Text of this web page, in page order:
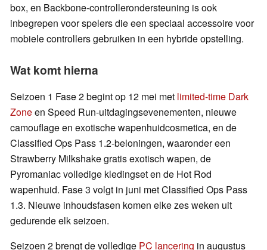
box, en Backbone-controllerondersteuning is ook
inbegrepen voor spelers die een speciaal accessoire voor
mobiele controllers gebruiken in een hybride opstelling.
Wat komt hierna
Seizoen 1 Fase 2 begint op 12 mei met limited-time Dark
Zoneen Speed Run-uitdagingsevenementen, nieuwe
camouflage en exotische wapenhuidcosmetica, en de
Classified Ops Pass 1.2-beloningen, waaronder een
Strawberry Milkshake gratis exotisch wapen, de
Pyromaniac volledige kledingset en de Hot Rod
wapenhuid. Fase 3 volgt in juni met Classified Ops Pass
1.3. Nieuwe inhoudsfasen komen elke zes weken uit
gedurende elk seizoen.
Seizoen 2 brengt de volledige PC lancering in augustus